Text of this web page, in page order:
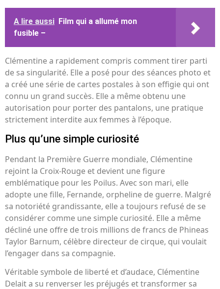
A lire aussi Film qui a allumé mon
fusible –
Clémentine a rapidement compris comment tirer parti
de sa singularité. Elle a posé pour des séances photo et
a créé une série de cartes postales à son effigie qui ont
connu un grand succès. Elle a même obtenu une
autorisation pour porter des pantalons, une pratique
strictement interdite aux femmes à l’époque.
Plus qu’une simple curiosité
Pendant la Première Guerre mondiale, Clémentine
rejoint la Croix-Rouge et devient une figure
emblématique pour les Poilus. Avec son mari, elle
adopte une fille, Fernande, orpheline de guerre. Malgré
sa notoriété grandissante, elle a toujours refusé de se
considérer comme une simple curiosité. Elle a même
décliné une offre de trois millions de francs de Phineas
Taylor Barnum, célèbre directeur de cirque, qui voulait
l’engager dans sa compagnie.
Véritable symbole de liberté et d’audace, Clémentine
Delait a su renverser les préjugés et transformer sa